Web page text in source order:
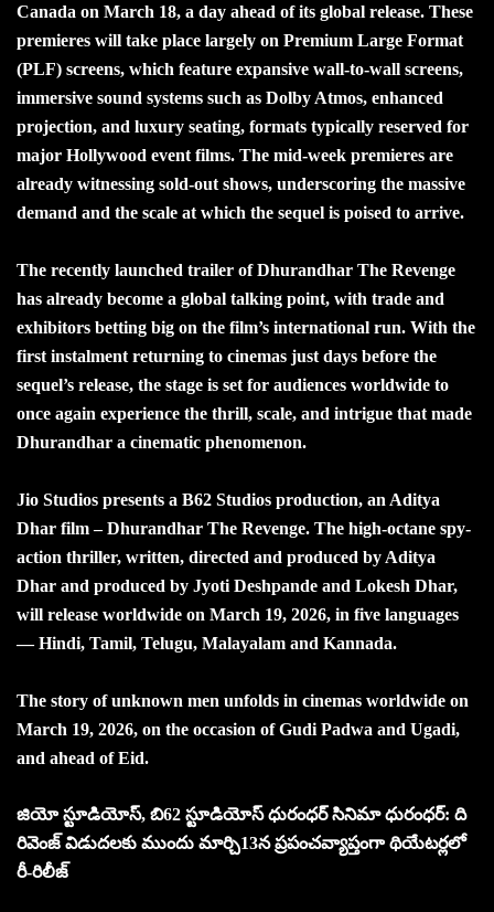
Canada on March 18, a day ahead of its global release. These
premieres will take place largely on Premium Large Format
(PLF) screens, which feature expansive wall-to-wall screens,
immersive sound systems such as Dolby Atmos, enhanced
projection, and luxury seating, formats typically reserved for
major Hollywood event films. The mid-week premieres are
already witnessing sold-out shows, underscoring the massive
demand and the scale at which the sequel is poised to arrive.
The recently launched trailer of Dhurandhar The Revenge
has already become a global talking point, with trade and
exhibitors betting big on the film’s international run. With the
first instalment returning to cinemas just days before the
sequel’s release, the stage is set for audiences worldwide to
once again experience the thrill, scale, and intrigue that made
Dhurandhar a cinematic phenomenon.
Jio Studios presents a B62 Studios production, an Aditya
Dhar film – Dhurandhar The Revenge. The high-octane spy-
action thriller, written, directed and produced by Aditya
Dhar and produced by Jyoti Deshpande and Lokesh Dhar,
will release worldwide on March 19, 2026, in five languages
— Hindi, Tamil, Telugu, Malayalam and Kannada.
The story of unknown men unfolds in cinemas worldwide on
March 19, 2026, on the occasion of Gudi Padwa and Ugadi,
and ahead of Eid.
జియో స్టూడియోస్, బి62 స్టూడియోస్ ధురంధర్ సినిమా ధురంధర్: ది
రివెంజ్ విడుదలకు ముందు మార్చి13న ప్రపంచవ్యాప్తంగా థియేటర్లలో
రీ-రిలీజ్